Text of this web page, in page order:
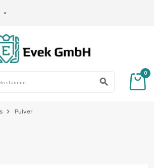

search
0
chevron_right Pulver